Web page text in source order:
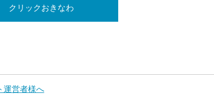
クリックおきなわ
運営者様へ